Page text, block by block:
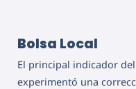
Bolsa Local
El principal indicador
experimentó una